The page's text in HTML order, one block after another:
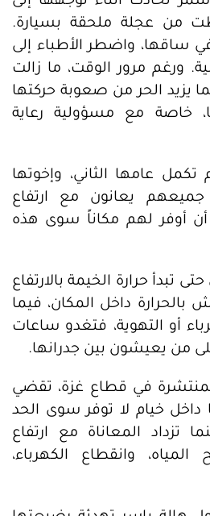
من عجلة ملحقة بسيارة.
ساقها، واضطر الأطباء إلى
ورغم مرور الوقت، ما زالت
يزيد الحر من صعوبة حركتها
خاصة مع مسؤولية رعاية
عامها الثاني، وإخوتها
يعانون مع ارتفاع
أن أوفر لهم مكاناً سوى هذه
حرارة الخيمة بالارتفاع
بالحرارة داخل المكان، فيما
أو التهوية، فتغدو ساعات
من يعيشون بين جدرانها.
في قطاع غزة، تقضي
داخل خيام لا توفر سوى الحد
تزداد المعاناة مع ارتفاع
وانقطاع الكهرباء،